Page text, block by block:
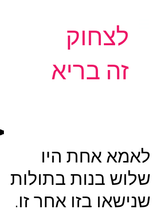
לצחוק
זה בריא
לאמא אחת היו
שלוש בנות בתולות
שנישאו בזו אחר זו.